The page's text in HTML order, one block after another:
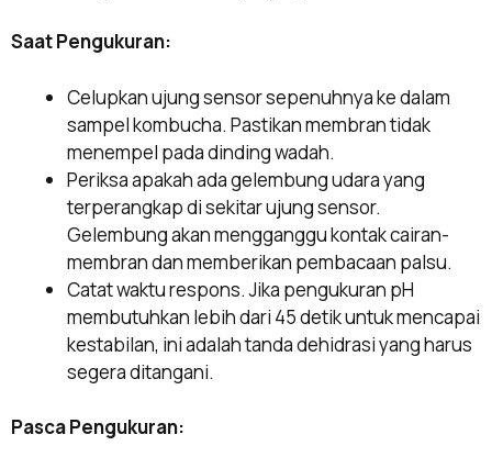
Saat Pengukuran:
Celupkan ujung sensor sepenuhnya ke dalam
sampel kombucha. Pastikan membran tidak
menempel pada dinding wadah.
Periksa apakah ada gelembung udara yang
terperangkap di sekitar ujung sensor.
Gelembung akan mengganggu kontak cairan-
membran dan memberikan pembacaan palsu.
Catat waktu respons. Jika pengukuran pH
membutuhkan lebih dari 45 detik untuk mencapai
kestabilan, ini adalah tanda dehidrasi yang harus
segera ditangani.
Pasca Pengukuran: